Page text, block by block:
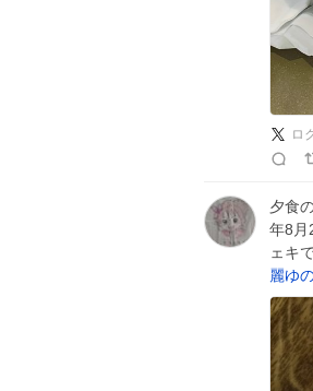
ロ
夕食
年8月
ェキ
麗ゆ